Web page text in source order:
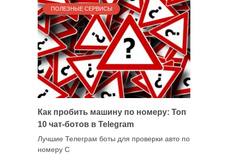
ПОЛЕЗНЫЕ СЕРВИСЫ
Как пробить машину по номеру: Топ
10 чат-ботов в Telegram
Лучшие Телеграм боты для проверки авто по
номеру С